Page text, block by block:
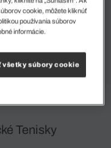
Tenisky
cookie, môžete kliknúť
používania súborov
informácie.
všetky súbory cookie